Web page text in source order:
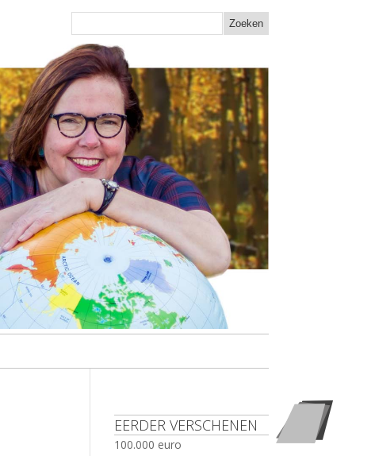
EERDER VERSCHENEN
100.000 euro